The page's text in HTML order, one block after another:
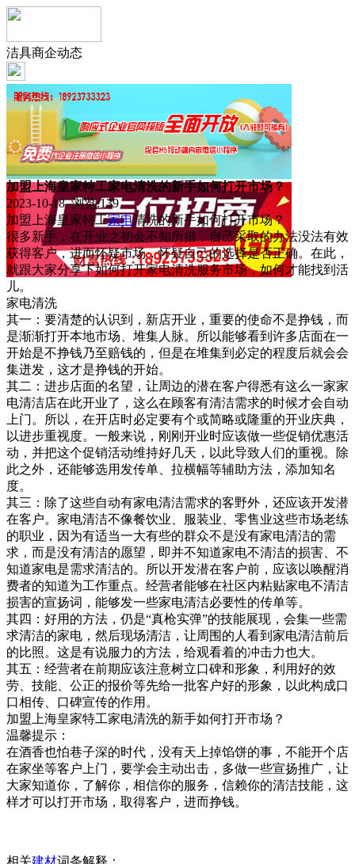
洁具商企动态
加盟上海皇家特工家电清洗的新手如何打开市场？
2023-10-18 浏览:139
加盟上海皇家特工家电清洗的新手如何打开市场？
很多新手，在开业之初会不知所措，自己采取的办法没法有效
获得客户，进而怀疑市场，怀疑自己的选择是否正确。在此，
就跟大家分享下如何打开家电清洗服务市场，如何才能找到活
儿。
家电清洗
其一：要清楚的认识到，新店开业，重要的使命不是挣钱，而
是渐渐打开本地市场、堆集人脉。所以能够看到许多店面在一
开始是不挣钱乃至赔钱的，但是在堆集到必定的程度后就会会
集迸发，这才是挣钱的开始。
其二：进步店面的名望，让周边的潜在客户得悉有这么一家家
电清洁店在此开业了，这么在顾客有清洁需求的时候才会自动
上门。所以，在开店时必定要有个或简略或隆重的开业庆典，
以进步重视度。一般来说，刚刚开业时应该做一些促销优惠活
动，并把这个促销活动维持好几天，以此导致人们的重视。除
此之外，还能够选用发传单、拉横幅等辅助方法，添加知名
度。
其三：除了这些自动有家电清洁需求的客野外，还应该开发潜
在客户。家电清洁不像餐饮业、服装业、零售业这些市场老练
的职业，因为有适当一大有些的群众不是没有家电清洁的需
求，而是没有清洁的愿望，即并不知道家电不清洁的损害、不
知道家电是需求清洁的。所以开发潜在客户前，应该以唤醒消
费者的知道为工作重点。经营者能够在社区内粘贴家电不清洁
损害的宣扬词，能够发一些家电清洁必要性的传单等。
其四：好用的方法，仍是“真枪实弹”的技能展现，会集一些需
求清洁的家电，然后现场清洁，让周围的人看到家电清洁前后
的比照。这是有说服力的方法，给观看着的冲击力也大。
其五：经营者在前期应该注意树立口碑和形象，利用好的效
劳、技能、公正的报价等先给一批客户好的形象，以此构成口
口相传、口碑宣传的作用。
加盟上海皇家特工家电清洗的新手如何打开市场？
温馨提示：
在酒香也怕巷子深的时代，没有天上掉馅饼的事，不能开个店
在家坐等客户上门，要学会主动出击，多做一些宣扬推广，让
大家知道你，了解你，相信你的服务，信赖你的清洁技能，这
样才可以打开市场，取得客户，进而挣钱。
相关建材词条解释：